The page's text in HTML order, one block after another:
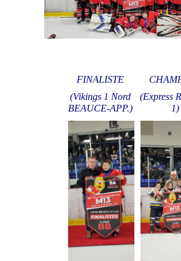
FINALISTE
(Vikings 1 Nord
BEAUCE-APP.)
(Express
1)